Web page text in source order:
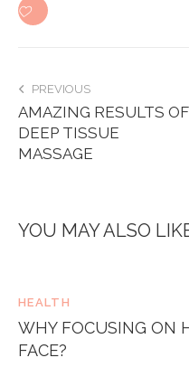
PREVIOUS
AMAZING RESULTS OF
DEEP TISSUE
MASSAGE
YOU MAY ALSO
HEALTH
WHY FOCUSING ON
FACE?